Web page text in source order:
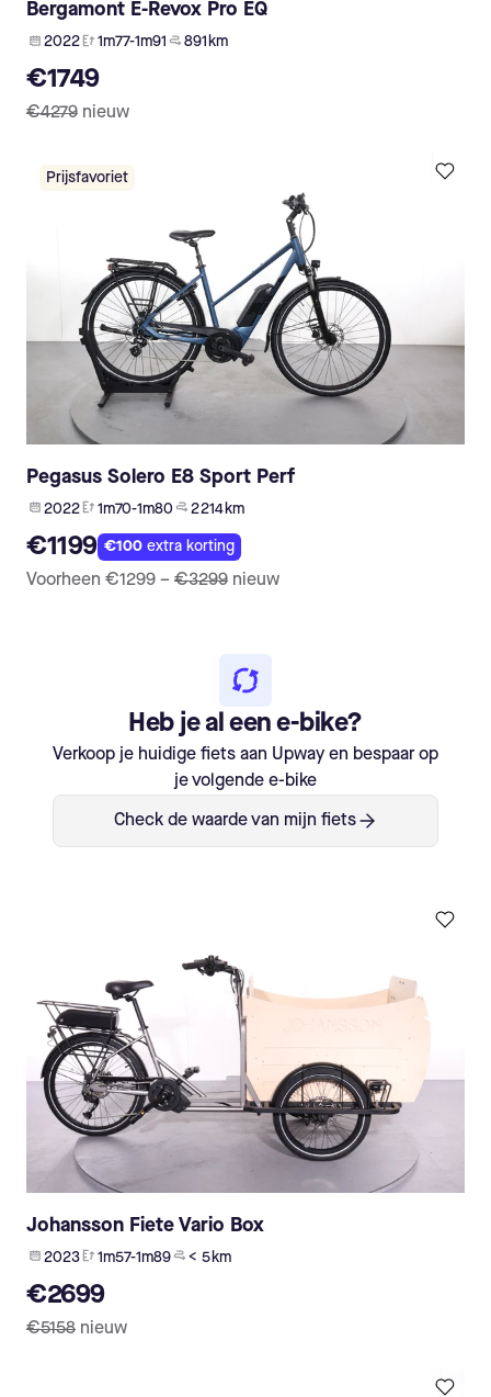
Bergamont E-Revox Pro EQ
2022 1m77-1m91 891 km
€1749
€4279 nieuw
Prijsfavoriet
Pegasus Solero E8 Sport Perf
2022 1m70-1m80 2 214 km
€1199 €100extra korting
Voorheen €1299 – €3299 nieuw
Heb je al een e-bike?
Verkoop je huidige fiets aan Upway en bespaar op
je volgende e-bike
Check de waarde van mijn fiets
Johansson Fiete Vario Box
2023 1m57-1m89 < 5 km
€2699
€5158 nieuw